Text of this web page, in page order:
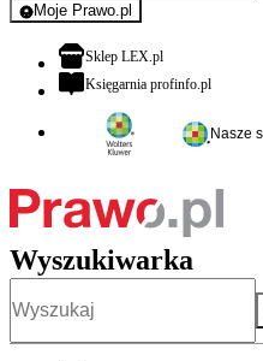
Moje Prawo.pl
- rejestracja i logowanie do
Sklep LEX.plotwiera się w
Księgarnia profinfo.plotwiera
Nasze
Wyszukiwarka